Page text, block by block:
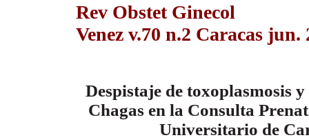
Rev Obstet Ginecol
Venez v.70 n.2 Caracas jun.
Despistaje de toxoplasmosis
Chagas en la Consulta
Universitario de